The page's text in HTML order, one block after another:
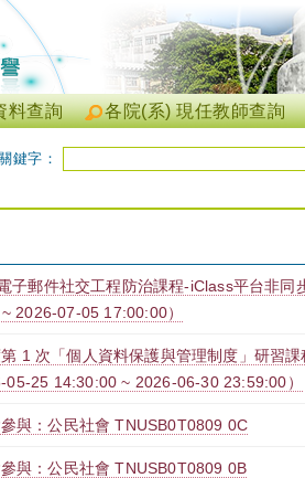
各院(系) 現任教師查詢
料查詢
關鍵字：
子郵件社交工程防治課程-iClass平台非同
2026-07-05 17:00:00）
1 次「個人資料保護與管理制度」研習
05-25 14:30:00 ~ 2026-06-30 23:59:00）
與：公民社會 TNUSB0T0809 0C
與：公民社會 TNUSB0T0809 0B